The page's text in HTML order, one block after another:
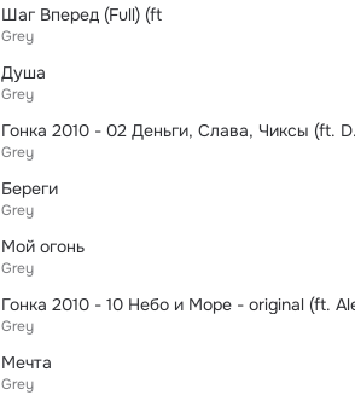
Шаг Вперед (Full) (ft
Grey
Душа
Grey
Гонка 2010 - 02 Деньги, Слава, Чиксы (ft.
Grey
Береги
Grey
Мой огонь
Grey
Гонка 2010 - 10 Небо и Море - original (ft.
Grey
Мечта
Grey